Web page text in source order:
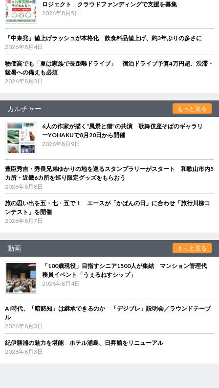
ロジェクト クラウドファンディングで支援を募集
2026年8月5日
「中東発」値上げラッシュが本格化 飲食料品値上げ、約3年ぶりの多さに
2026年8月4日
物価高でも「夏は家族で長距離ドライブ」 宿泊ドライブ予算4万円超、渋滞・
猛暑への備えも必須
2026年8月3日
カルチャー もっと見る
6人の作家が描く“風景と猫”の共演 歌舞伎座そばのギャラリ
ーYOHAKUで8月20日から開催
2026年8月9日
豊臣秀吉・秀長兄弟ゆかりの地を巡るスタンプラリーがスタート 和歌山市内5
カ所・近畿6カ所を巡り限定グッズをもらおう
2026年8月8日
旅の思い出を五・七・五で！ エースが「かばんの日」に合わせ「旅行川柳コ
ンテスト」を開催
2026年8月7日
動画 もっと見る
「100歳現役」目指すシニア1500人が集結 マンション管理代
務員イベント「うぇるねすシップ」
2026年8月4日
AI時代、「暗黙知」は継承できるのか 「デジブレ」説明会／ラウンドテーブ
ル
2026年8月3日
紀伊勝浦の魅力を堪能 ホテル浦島、日昇館をリニューアル
2026年8月3日